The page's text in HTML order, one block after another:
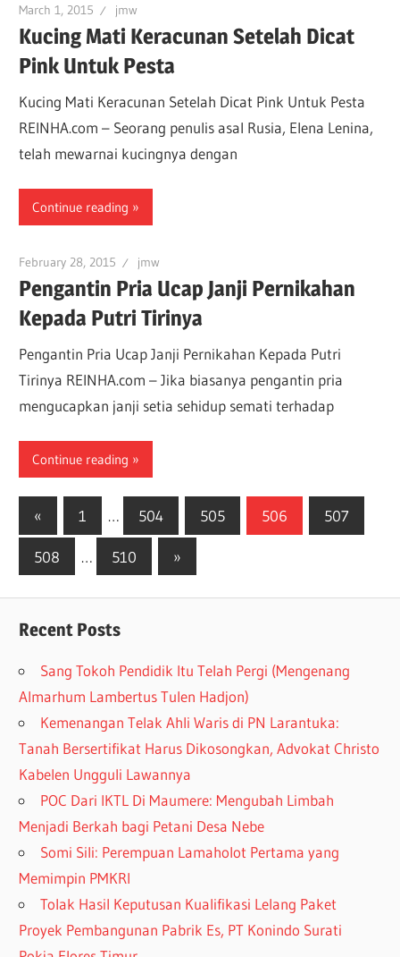
March 1, 2015 jmw
Kucing Mati Keracunan Setelah Dicat
Pink Untuk Pesta
Kucing Mati Keracunan Setelah Dicat Pink Untuk Pesta
REINHA.com – Seorang penulis asal Rusia, Elena Lenina,
telah mewarnai kucingnya dengan
Continue reading
February 28, 2015 jmw
Pengantin Pria Ucap Janji Pernikahan
Kepada Putri Tirinya
Pengantin Pria Ucap Janji Pernikahan Kepada Putri
Tirinya REINHA.com – Jika biasanya pengantin pria
mengucapkan janji setia sehidup semati terhadap
Continue reading
« 1 … 504 505 506 507
508 … 510 »
Recent Posts
Sang Tokoh Pendidik Itu Telah Pergi (Mengenang
Almarhum Lambertus Tulen Hadjon)
Kemenangan Telak Ahli Waris di PN Larantuka:
Tanah Bersertifikat Harus Dikosongkan, Advokat Christo
Kabelen Ungguli Lawannya
POC Dari IKTL Di Maumere: Mengubah Limbah
Menjadi Berkah bagi Petani Desa Nebe
Somi Sili: Perempuan Lamaholot Pertama yang
Memimpin PMKRI
Tolak Hasil Keputusan Kualifikasi Lelang Paket
Proyek Pembangunan Pabrik Es, PT Konindo Surati